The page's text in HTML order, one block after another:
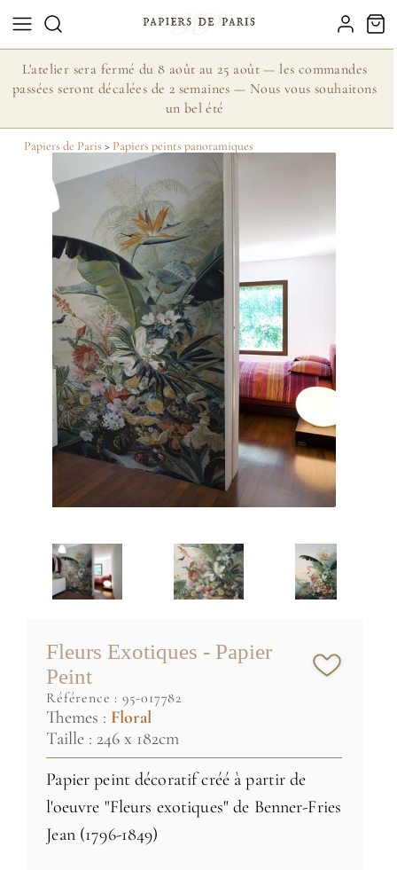
L'atelier sera fermé du 8 août au 25 août — les commandes
passées seront décalées de 2 semaines — Nous vous souhaitons
un bel été
Papiers de Paris > Papiers peints panoramiques
Fleurs Exotiques - Papier
Peint
référence : 95-017782
Themes : Floral
Taille : 246 x 182cm
Papier peint décoratif créé à partir de
l'oeuvre "Fleurs exotiques" de Benner-Fries
Jean (1796-1849)